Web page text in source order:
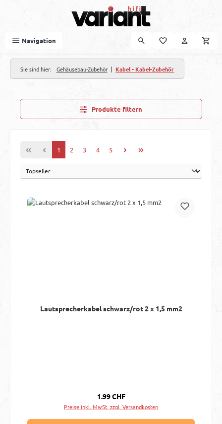
Navigation
Sie sind hier: Gehäusebau-Zubehör | Kabel - Kabel-Zubehör
Produkte filtern
Seite
1 Seite
2 Seite
3 Seite
4 Seite
5
Lautsprecherkabel schwarz/rot 2 x 1,5 mm2
Regulärer Preis:
1.99 CHF
Preise inkl. MwSt. zzgl. Versandkosten